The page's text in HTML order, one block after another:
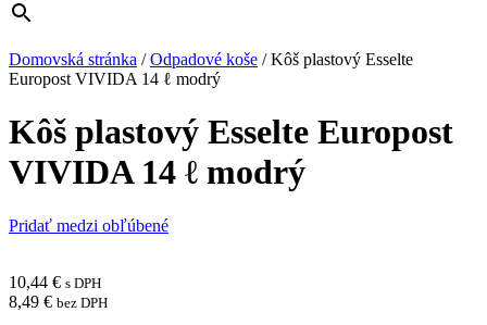
Domovská stránka /Odpadové koše /Kôš plastový Esselte
Europost VIVIDA 14 ℓ modrý
Kôš plastový Esselte Europost
VIVIDA 14 ℓ modrý
Pridať medzi obľúbené
10,44 € s DPH
8,49 € bez DPH